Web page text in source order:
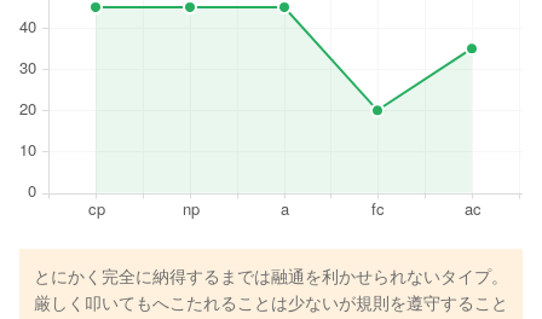
とにかく完全に納得するまでは融通を利かせられないタイプ。
厳しく叩いてもへこたれることは少ないが規則を遵守すること